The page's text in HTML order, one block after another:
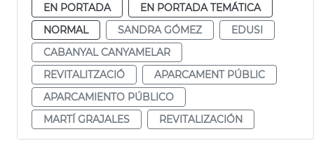
EN PORTADA
EN PORTADA TEMÁTICA
NORMAL
SANDRA GÓMEZ
EDUSI
CABANYAL CANYAMELAR
REVITALITZACIÓ
APARCAMENT PÚBLIC
APARCAMIENTO PÚBLICO
MARTÍ GRAJALES
REVITALIZACIÓN